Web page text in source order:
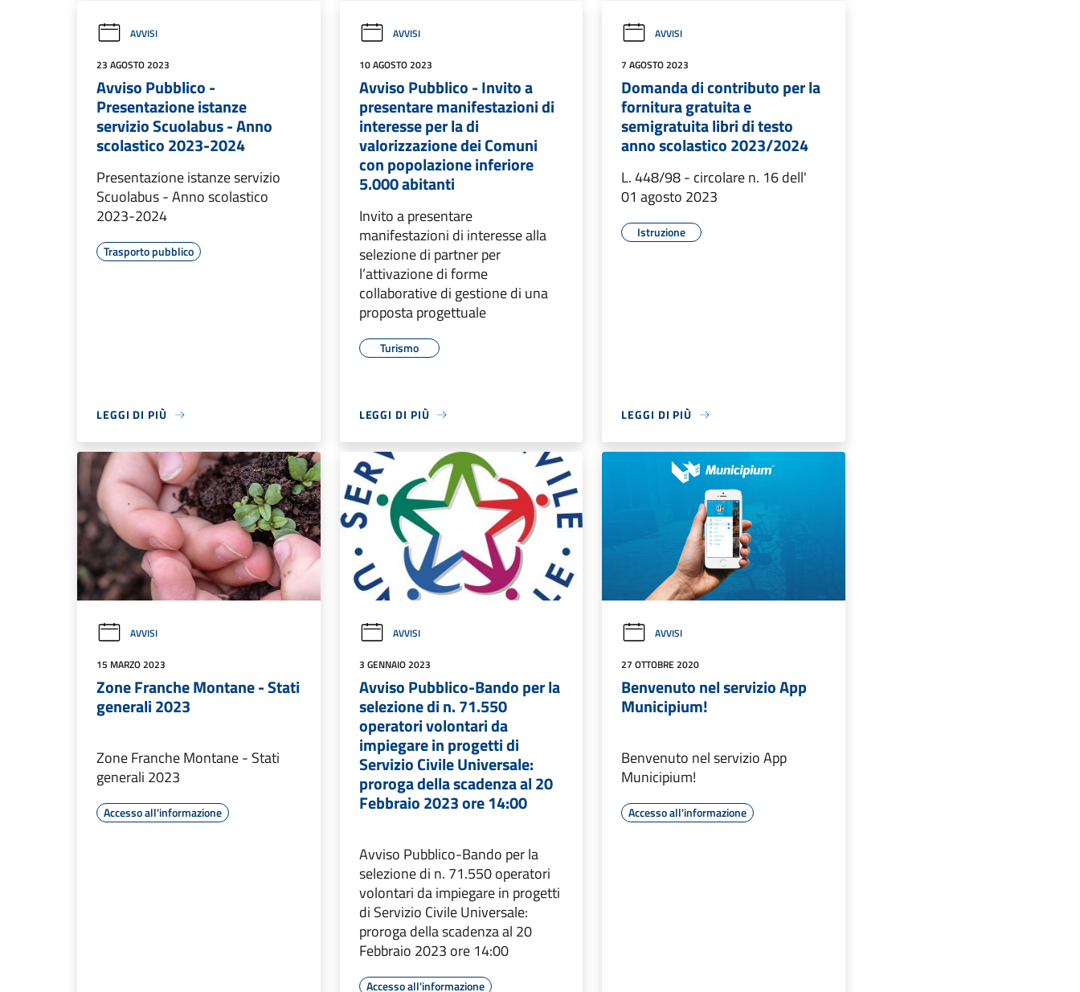
AVVISI
23 AGOSTO 2023
Avviso Pubblico -
Presentazione istanze
servizio Scuolabus - Anno
scolastico 2023-2024
Presentazione istanze servizio
Scuolabus - Anno scolastico
2023-2024
Trasporto pubblico
LEGGI DI PIÙ
AVVISI
10 AGOSTO 2023
Avviso Pubblico - Invito a
presentare manifestazioni di
interesse per la di
valorizzazione dei Comuni
con popolazione inferiore
5.000 abitanti
Invito a presentare
manifestazioni di interesse alla
selezione di partner per
l’attivazione di forme
collaborative di gestione di una
proposta progettuale
Turismo
LEGGI DI PIÙ
AVVISI
7 AGOSTO 2023
Domanda di contributo per la
fornitura gratuita e
semigratuita libri di testo
anno scolastico 2023/2024
L. 448/98 - circolare n. 16 dell'
01 agosto 2023
Istruzione
LEGGI DI PIÙ
AVVISI
15 MARZO 2023
Zone Franche Montane - Stati
generali 2023
Zone Franche Montane - Stati
generali 2023
Accesso all'informazione
AVVISI
3 GENNAIO 2023
Avviso Pubblico-Bando per la
selezione di n. 71.550
operatori volontari da
impiegare in progetti di
Servizio Civile Universale:
proroga della scadenza al 20
Febbraio 2023 ore 14:00
Avviso Pubblico-Bando per la
selezione di n. 71.550 operatori
volontari da impiegare in progetti
di Servizio Civile Universale:
proroga della scadenza al 20
Febbraio 2023 ore 14:00
Accesso all'informazione
AVVISI
27 OTTOBRE 2020
Benvenuto nel servizio App
Municipium!
Benvenuto nel servizio App
Municipium!
Accesso all'informazione